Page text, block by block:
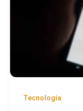
Tecnologia